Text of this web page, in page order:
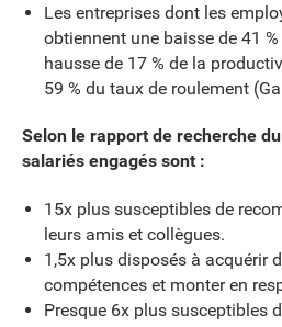
Les entreprises dont les
obtiennent une baisse de 41 %
hausse de 17 % de la
59 % du taux de roulement
Selon le rapport de recherche
salariés engagés sont :
15x plus susceptibles de
leurs amis et collègues.
1,5x plus disposés à acquérir
compétences et monter en
Presque 6x plus susceptibles